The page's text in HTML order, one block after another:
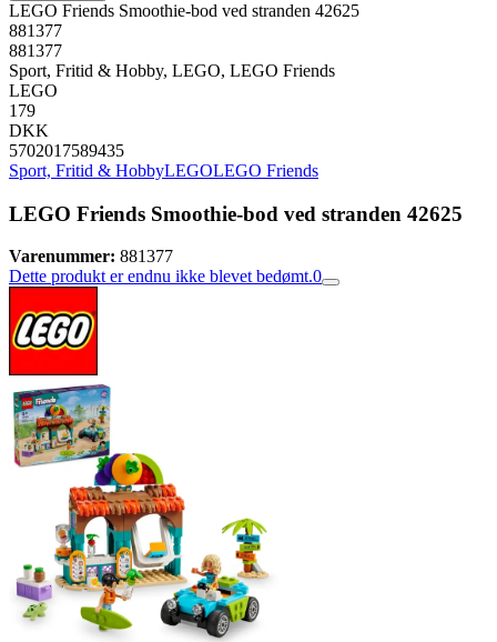
LEGO Friends Smoothie-bod ved stranden 42625
881377
881377
Sport, Fritid & Hobby, LEGO, LEGO Friends
LEGO
179
DKK
5702017589435
Sport, Fritid & HobbyLEGOLEGO Friends
LEGO Friends Smoothie-bod ved stranden 42625
Varenummer: 881377
Dette produkt er endnu ikke blevet bedømt.0